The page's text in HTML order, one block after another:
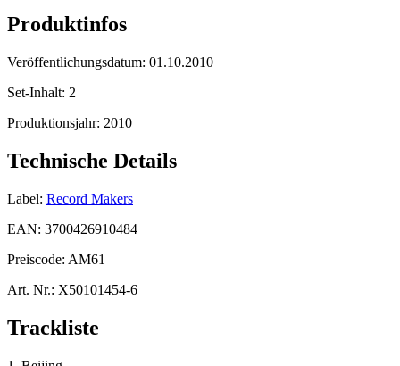
Produktinfos
Veröffentlichungsdatum: 01.10.2010
Set-Inhalt: 2
Produktionsjahr: 2010
Technische Details
Label: Record Makers
EAN: 3700426910484
Preiscode: AM61
Art. Nr.: X50101454-6
Trackliste